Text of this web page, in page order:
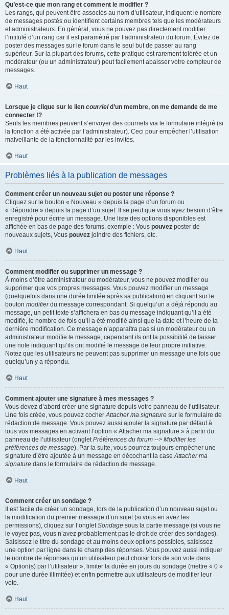
Qu’est-ce que mon rang et comment le modifier ?
Les rangs, qui peuvent être associés au nom d’utilisateur, indiquent le nombre
de messages postés ou identifient certains membres tels que les modérateurs
et administrateurs. En général, vous ne pouvez pas directement modifier
l’intitulé d’un rang car il est paramétré par l’administrateur du forum. Évitez de
poster des messages sur le forum dans le seul but de passer au rang
supérieur. Sur la plupart des forums, cette pratique est rarement tolérée et un
modérateur (ou un administrateur) peut facilement abaisser votre compteur de
messages.
Haut
Lorsque je clique sur le lien courrield’un membre, on me demande de me
connecter !?
Seuls les membres peuvent s’envoyer des courriels via le formulaire intégré (si
la fonction a été activée par l’administrateur). Ceci pour empêcher l’utilisation
malveillante de la fonctionnalité par les invités.
Haut
Problèmes liés à la publication de messages
Comment créer un nouveau sujet ou poster une réponse ?
Cliquez sur le bouton « Nouveau » depuis la page d’un forum ou
« Répondre » depuis la page d’un sujet. Il se peut que vous ayez besoin d’être
enregistré pour écrire un message. Une liste des options disponibles est
affichée en bas de page des forums, exemple : Vous pouvez poster de
nouveaux sujets, Vous pouvez joindre des fichiers, etc.
Haut
Comment modifier ou supprimer un message ?
À moins d’être administrateur ou modérateur, vous ne pouvez modifier ou
supprimer que vos propres messages. Vous pouvez modifier un message
(quelquefois dans une durée limitée après sa publication) en cliquant sur le
bouton modifierdu message correspondant. Si quelqu’un a déjà répondu au
message, un petit texte s’affichera en bas du message indiquant qu’il a été
modifié, le nombre de fois qu’il a été modifié ainsi que la date et l’heure de la
dernière modification. Ce message n’apparaîtra pas si un modérateur ou un
administrateur modifie le message, cependant ils ont la possibilité de laisser
une note indiquant qu’ils ont modifié le message de leur propre initiative.
Notez que les utilisateurs ne peuvent pas supprimer un message une fois que
quelqu’un y a répondu.
Haut
Comment ajouter une signature à mes messages ?
Vous devez d’abord créer une signature depuis votre panneau de l’utilisateur.
Une fois créée, vous pouvez cocherAttacher ma signature sur le formulaire de
rédaction de message. Vous pouvez aussi ajouter la signature par défaut à
tous vos messages en activant l’option « Attacher ma signature » à partir du
panneau de l’utilisateur (ongletPréférences du forum --> Modifier les
préférences de message). Par la suite, vous pourrez toujours empêcher une
signature d’être ajoutée à un message en décochant la caseAttacher ma
signature dans le formulaire de rédaction de message.
Haut
Comment créer un sondage ?
Il est facile de créer un sondage, lors de la publication d’un nouveau sujet ou
la modification du premier message d’un sujet (si vous en avez les
permissions), cliquez sur l’ongletSondage sous la partie message (si vous ne
le voyez pas, vous n’avez probablement pas le droit de créer des sondages).
Saisissez le titre du sondage et au moins deux options possibles, saisissez
une option par ligne dans le champ des réponses. Vous pouvez aussi indiquer
le nombre de réponses qu’un utilisateur peut choisir lors de son vote dans
« Option(s) par l’utilisateur », limiter la durée en jours du sondage (mettre « 0 »
pour une durée illimitée) et enfin permettre aux utilisateurs de modifier leur
vote.
Haut